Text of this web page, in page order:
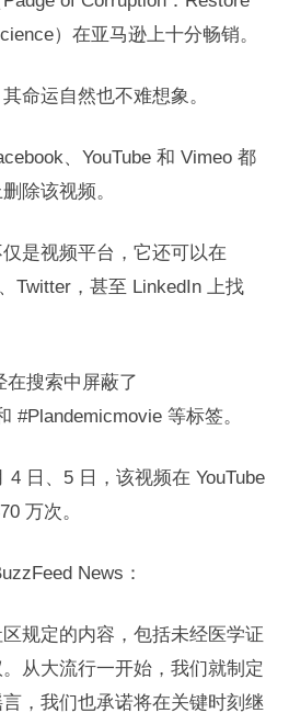
）在亚马逊上十分畅销。
命运自然也不难想象。
、YouTube 和 Vimeo 都
除该视频。
是视频平台，它还可以在
Twitter，甚至 LinkedIn 上找
在搜索中屏蔽了
#Plandemicmovie 等标签。
4 日、5 日，该视频在 YouTube
万次。
News：
规定的内容，包括未经医学证
从大流行一开始，我们就制定
，我们也承诺将在关键时刻继